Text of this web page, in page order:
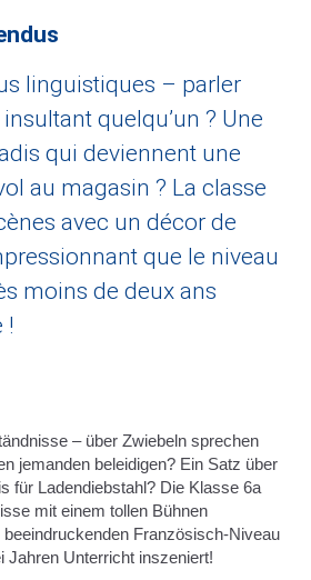
linguistiques – parler
quelqu’un ? Une
qui deviennent une
au magasin ? La classe
avec un décor de
que le niveau
moins de deux ans
!
– über Zwiebeln sprechen
jemanden beleidigen? Ein Satz über
für Ladendiebstahl? Die Klasse 6a
mit einem tollen Bühnen
beeindruckenden Französisch-Niveau
Jahren Unterricht inszeniert!